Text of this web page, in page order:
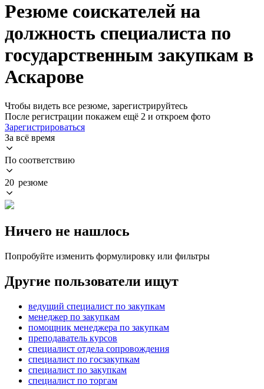
Резюме соискателей на
должность специалиста по
государственным закупкам в
Аскарове
Чтобы видеть все резюме, зарегистрируйтесь
После регистрации покажем ещё 2 и откроем фото
Зарегистрироваться
За всё время
По соответствию
20 резюме
Ничего не нашлось
Попробуйте изменить формулировку или фильтры
Другие пользователи ищут
ведущий специалист по закупкам
менеджер по закупкам
помощник менеджера по закупкам
преподаватель курсов
специалист отдела сопровождения
специалист по госзакупкам
специалист по закупкам
специалист по торгам